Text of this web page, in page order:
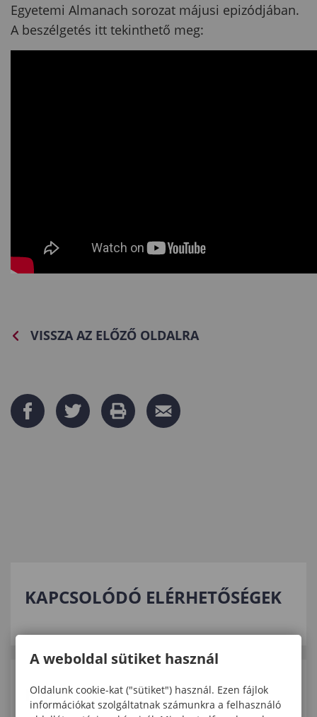
Egyetemi Almanach sorozat májusi epizódjában.
A beszélgetés itt tekinthető meg:
VISSZA AZ ELŐZŐ OLDALRA
KAPCSOLÓDÓ ELÉRHETŐSÉGEK
KAPCSOLÓDÓ TARTALMAK
A weboldal sütiket használ
Oldalunk cookie-kat ("sütiket") használ. Ezen fájlok
információkat szolgáltatnak számunkra a felhasználó